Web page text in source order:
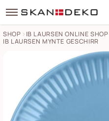
SHOP IB LAURSEN ONLINE SHOP
IB LAURSEN MYNTE GESCHIRR
Frühstücksteller Mynte Bilder